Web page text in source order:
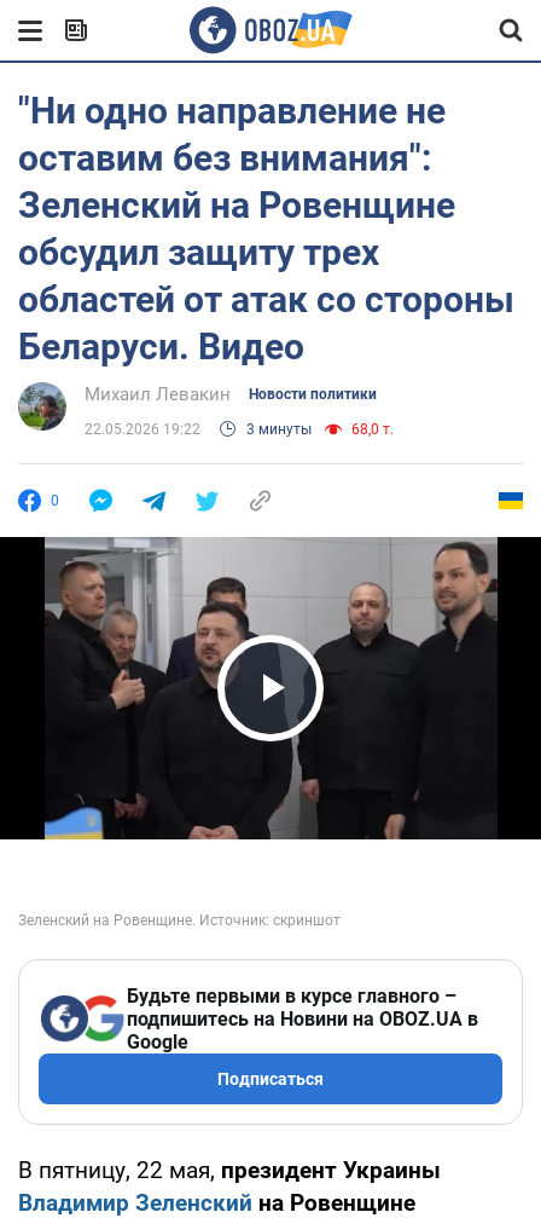
"Ни одно направление не
оставим без внимания":
Зеленский на Ровенщине
обсудил защиту трех
областей от атак со стороны
Беларуси. Видео
Михаил Левакин Новости политики
22.05.2026 19:22 3 минуты 68,0 т.
0
Play Video
Будьте первыми в курсе главного –
подпишитесь на Новини на OBOZ.UA в
Google
Подписаться
В пятницу, 22 мая, президент Украины
Владимир Зеленский на Ровенщине